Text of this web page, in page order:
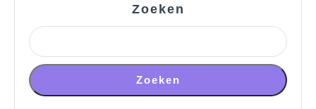
Zoeken
Zoeken